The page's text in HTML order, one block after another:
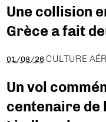
Une collision
Grèce a fait
01/08/26 CULTURE
Un vol
centenaire de